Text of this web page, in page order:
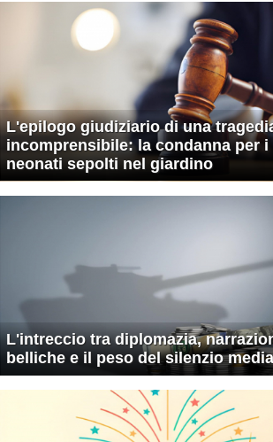
L'epilogo giudiziario di una
incomprensibile: la condanna per i
neonati sepolti nel giardino
L'intreccio tra diplomazia,
belliche e il peso del silenzio